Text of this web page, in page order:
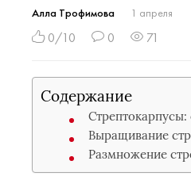
Звезды
Гороскопы
Психология
Хобби
Праздники
Алла Трофимова 1 апреля
0/10 0 71
Содержание
Стрептокарпусы:
Выращивание
Размножение